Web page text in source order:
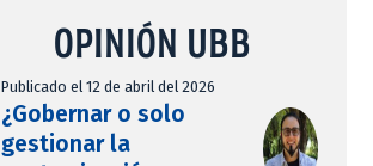
OPINIÓN UBB
Publicado el 12 de abril del 2026
¿Gobernar o solo
gestionar la